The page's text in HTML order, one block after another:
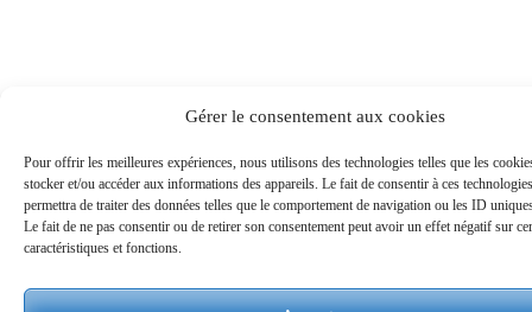
Gérer le consentement aux cookies
Pour offrir les meilleures expériences, nous utilisons des technologies telles que les
stocker et/ou accéder aux informations des appareils. Le fait de consentir à ces
permettra de traiter des données telles que le comportement de navigation ou les ID
Le fait de ne pas consentir ou de retirer son consentement peut avoir un effet négatif sur
caractéristiques et fonctions.